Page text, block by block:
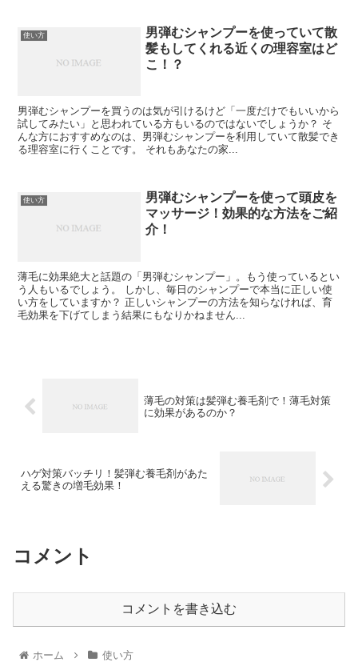
使い方
男弾むシャンプーを使っていて散
髪もしてくれる近くの理容室はど
こ！？
男弾むシャンプーを買うのは気が引けるけど「一度だけでもいいから
試してみたい」と思われている方もいるのではないでしょうか？ そ
んな方におすすめなのは、男弾むシャンプーを利用していて散髪でき
る理容室に行くことです。 それもあなたの家...
使い方
男弾むシャンプーを使って頭皮を
マッサージ！効果的な方法をご紹
介！
薄毛に効果絶大と話題の「男弾むシャンプー」。もう使っているとい
う人もいるでしょう。 しかし、毎日のシャンプーで本当に正しい使
い方をしていますか？ 正しいシャンプーの方法を知らなければ、育
毛効果を下げてしまう結果にもなりかねません...
薄毛の対策は髪弾む養毛剤で！薄毛対策
に効果があるのか？
ハゲ対策バッチリ！髪弾む養毛剤があた
える驚きの増毛効果！
コメント
コメントを書き込む
ホーム 使い方